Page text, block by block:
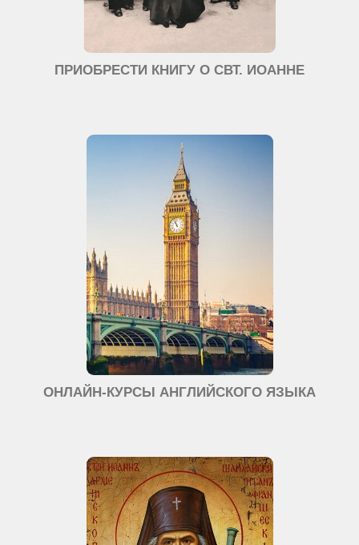
ПРИОБРЕСТИ КНИГУ О СВТ. ИОАННЕ
ОНЛАЙН-КУРСЫ АНГЛИЙСКОГО ЯЗЫКА